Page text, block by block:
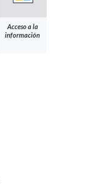
Acceso a la
información